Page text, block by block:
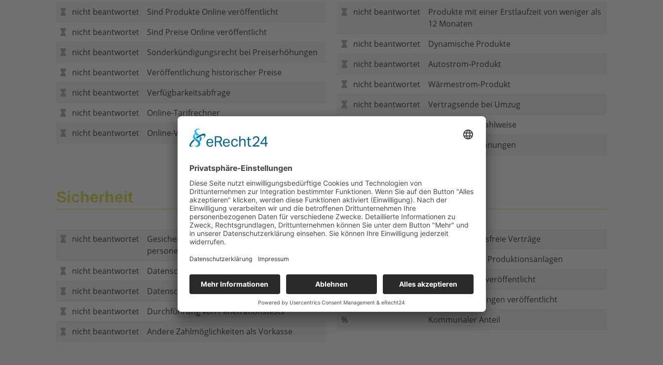
nicht beantwortet
Sind Produkte Online veröffentlicht
nicht beantwortet
Sind Preise Online veröffentlicht
nicht beantwortet
Sonderkündigungsrecht bei Preiserhöhungen
nicht beantwortet
Veröffentlichung historischer Preise
nicht beantwortet
Verfügbarkeitsabfrage
nicht beantwortet
Online-Tarifrechner
nicht beantwortet
Online-Vertragsabschluss
nicht beantwortet
Produkte mit einer Erstlaufzeit von weniger als
12 Monaten
nicht beantwortet
Dynamische Produkte
nicht beantwortet
Autostrom-Produkt
nicht beantwortet
Wärmestrom-Produkt
nicht beantwortet
Vertragsende bei Umzug
Mehr als eine Zahlweise
Gedruckte Rechnungen
Sicherheit
nicht beantwortet
Gesicherte Verbindung bei
personenbezogenen Daten
nicht beantwortet
Datenschutzerklärung
nicht beantwortet
Datenschutzerklärung im Internet
nicht beantwortet
Durchführung von Penetrationstests
nicht beantwortet
Andere Zahlmöglichkeiten als Vorkasse
nicht beantwortet
Gibt es Kautionsfreie Verträge
Investitionen in Produktionsanlagen
nicht beantwortet
Geschäftsform veröffentlicht
nicht beantwortet
Firmenbeteiligungen veröffentlicht
%
Kommunaler Anteil